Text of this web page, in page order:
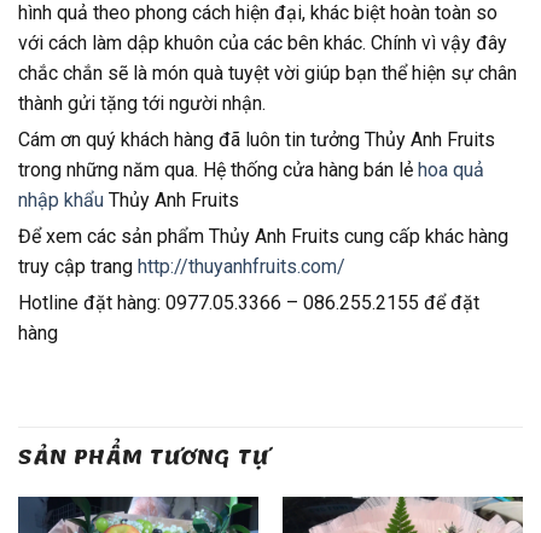
hình quả theo phong cách hiện đại, khác biệt hoàn toàn so
với cách làm dập khuôn của các bên khác. Chính vì vậy đây
chắc chắn sẽ là món quà tuyệt vời giúp bạn thể hiện sự chân
thành gửi tặng tới người nhận.
Cám ơn quý khách hàng đã luôn tin tưởng Thủy Anh Fruits
trong những năm qua. Hệ thống cửa hàng bán lẻ hoa quả
nhập khẩu Thủy Anh Fruits
Để xem các sản phẩm Thủy Anh Fruits cung cấp khác hàng
truy cập trang http://thuyanhfruits.com/
Hotline đặt hàng: 0977.05.3366 – 086.255.2155 để đặt
hàng
SẢN PHẨM TƯƠNG TỰ